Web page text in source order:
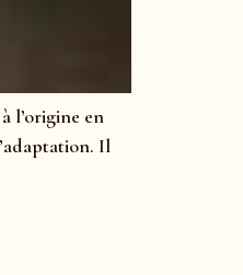
l’origine en
Il